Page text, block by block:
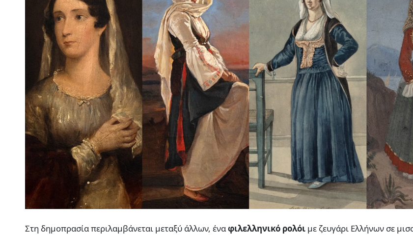
Στη δημοπρασία περιλαμβάνεται μεταξύ άλλων, έναφιλελληνικό ρολόιμε ζευγάρι Ελλήνων σε